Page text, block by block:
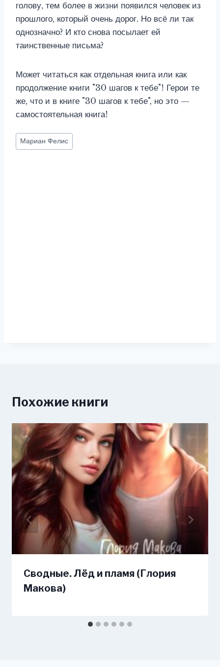
голову, тем более в жизни появился человек из
прошлого, который очень дорог. Но всё ли так
однозначно? И кто снова посылает ей
таинственные письма?
Может читаться как отдельная книга или как
продолжение книги "30 шагов к тебе"! Герои те
же, что и в книге "30 шагов к тебе", но это —
самостоятельная книга!
Метки
записи:
Мариан Фелис
Похожие книги
Сводные. Лёд и пламя (Глория
Макова)